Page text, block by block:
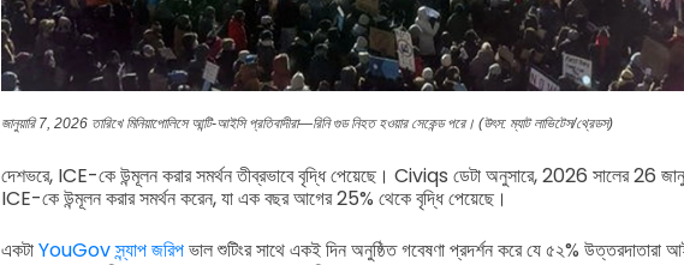
জানুয়ারি 7, 2026 তারিখে মিনিয়াপোলিসে আন্টি-আইসি প্রতিবাদীরা—রিনি গুড নিহত হওয়ার সেকেন্ড পরে। (উৎস: ম্যাট লাভিটেস/থ্রেডস)
দেশভরে, ICE-কে উন্মূলন করার সমর্থন তীব্রভাবে বৃদ্ধি পেয়েছে। Civiqs ডেটা অনুসারে, 2026 সালের 26
ICE-কে উন্মূলন করার সমর্থন করেন, যা এক বছর আগের 25% থেকে বৃদ্ধি পেয়েছে।
একটাYouGov স্ন্যাপ জরিপভাল শুটিংর সাথে একই দিন অনুষ্ঠিত গবেষণা প্রদর্শন করে যে ৫২% উত্তরদাতারা